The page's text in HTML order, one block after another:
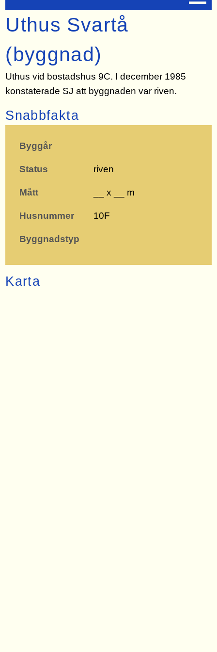
Uthus Svartå
(byggnad)
Uthus vid bostadshus 9C. I december 1985
konstaterade SJ att byggnaden var riven.
Snabbfakta
Byggår
Status riven
Mått __ x __ m
Husnummer 10F
Byggnadstyp
Karta